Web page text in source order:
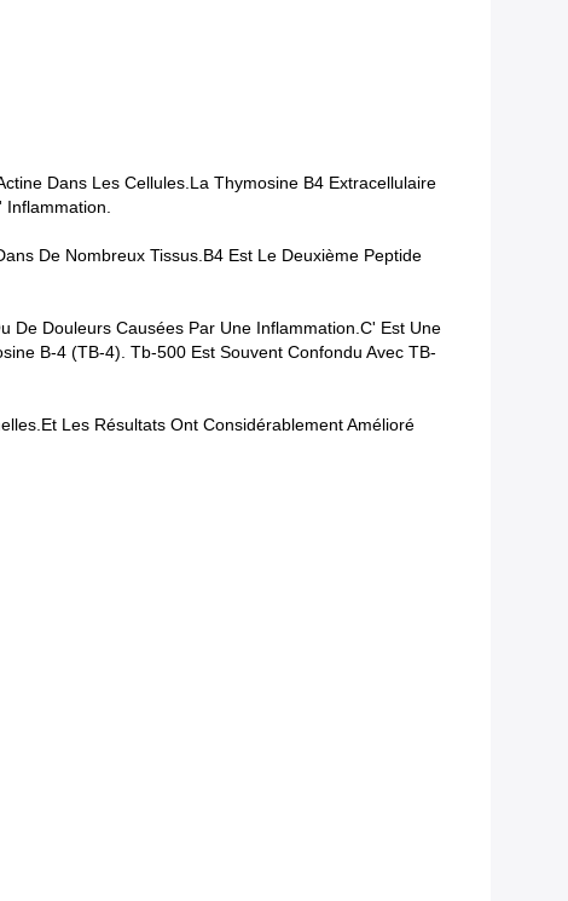
Dans Les Cellules.La Thymosine Β4 Extracellulaire
De Nombreux Tissus.β4 Est Le Deuxième Peptide
De Douleurs Causées Par Une Inflammation.C' Est Une
Β-4 (TB-4). Tb-500 Est Souvent Confondu Avec TB-
Les Résultats Ont Considérablement Amélioré